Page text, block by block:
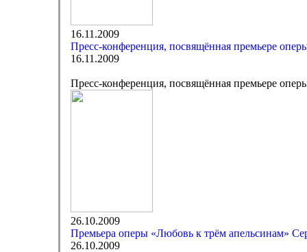
16.11.2009
Пресс-конференция, посвящённая премьере
16.11.2009
Пресс-конференция, посвящённая премьере
26.10.2009
Премьера оперы «Любовь к трём апельсинам»
26.10.2009